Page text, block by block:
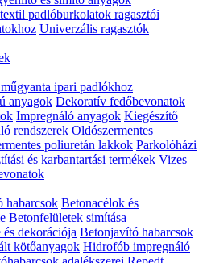
padlóburkolatok ragasztói
Univerzális ragasztók
ipari padlókhoz
anyagok Dekoratív fedőbevonatok
Impregnáló anyagok Kiegészítő
rendszerek Oldószermentes
poliuretán lakkok Parkolóházi
és karbantartási termékek Vizes
habarcsok Betonacélok és
Betonfelületek simítása
dekorációja Betonjavító habarcsok
kötőanyagok Hidrofób impregnáló